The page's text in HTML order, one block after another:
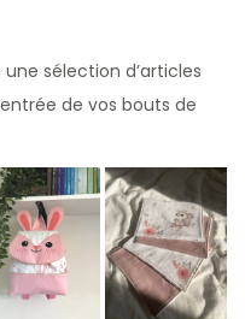
sélection d’articles
de vos bouts de